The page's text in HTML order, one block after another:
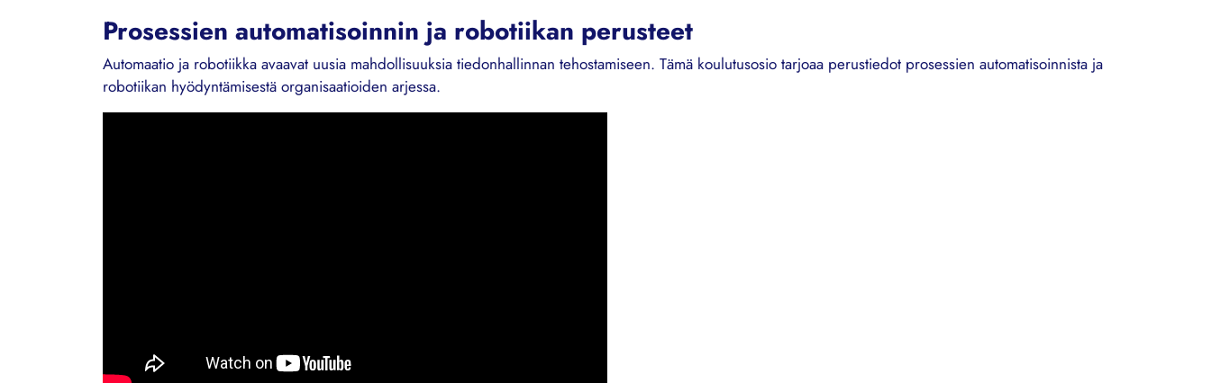
Prosessien automatisoinnin ja robotiikan perusteet
Automaatio ja robotiikka avaavat uusia mahdollisuuksia tiedonhallinnan tehostamiseen. Tämä koulutusosio tarjoaa perustiedot prosessien automatisoinnista ja
robotiikan hyödyntämisestä organisaatioiden arjessa.